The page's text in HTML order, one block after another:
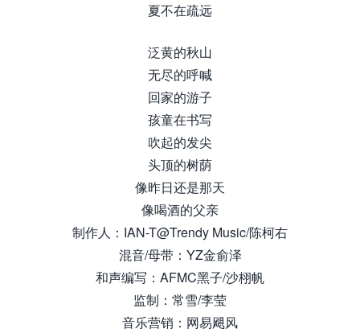
夏不在疏远
泛黄的秋山
无尽的呼喊
回家的游子
孩童在书写
吹起的发尖
头顶的树荫
像昨日还是那天
像喝酒的父亲
制作人：IAN-T@Trendy Music/陈柯右
混音/母带：YZ金俞泽
和声编写：AFMC黑子/沙栩帆
监制：常雪/李莹
音乐营销：网易飓风